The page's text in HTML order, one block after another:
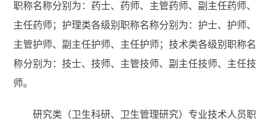
职称名称分别为：药士、药师、主管药师、副主任药师、
主任药师；护理类各级别职称名称分别为：护士、护师、
主管护师、副主任护师、主任护师；技术类各级别职称名
称分别为：技士、技师、主管技师、副主任技师、主任技
师。
研究类（卫生科研、卫生管理研究）专业技术人员职